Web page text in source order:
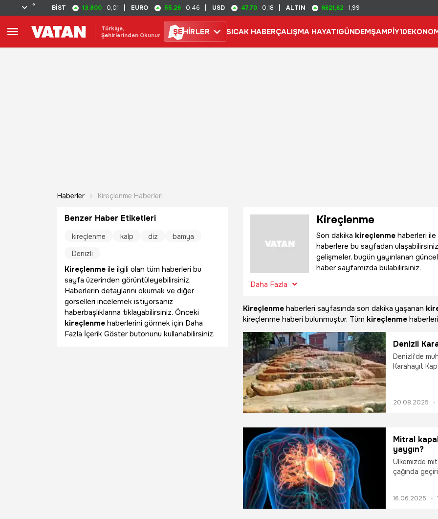
° BİST 13.800 0,01 EURO 55.26 0,46 USD 47.70 0,18 ALTIN 6621,62 1,99
Türkiye,
Şehirlerinden Okunur
ŞEHİRLER SICAK HABERÇALIŞMA HAYATIGÜNDEMŞAMPİY10
Haberler Kireçlenme Haberleri
Kireçlenme
Son dakika kireçlenme haberleri
haberlere bu sayfadan
gelişmeler, bugün yayınlanan
haber sayfamızda bulabilirsiniz.
Daha Fazla
Kireçlenme haberleri sayfasında son dakika yaşanan
kireçlenme haberi bulunmuştur. Tüm kireçlenme
Denizli
Denizli'de
Karahayıt
20.08.2025
Mitral
yaygın?
Ülkemizde
çağında
seçenekleri
16.06.2025
Benzer Haber Etiketleri
kireçlenme kalp diz
bamya
Denizli
Kireçlenme ile ilgili olan tüm haberleri bu
sayfa üzerinden görüntüleyebilirsiniz.
Haberlerin detaylarını okumak ve diğer
görselleri incelemek istiyorsanız
haberbaşlıklarına tıklayabilirsiniz. Önceki
kireçlenme haberlerini görmek için Daha
Fazla İçerik Göster butonunu kullanabilirsiniz.